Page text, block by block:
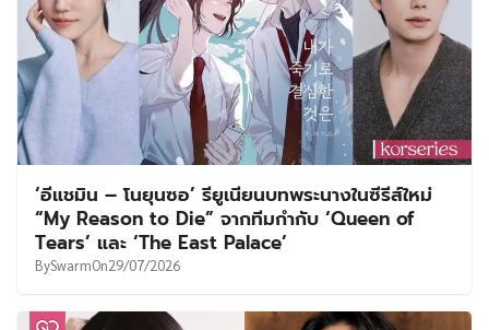
‘อีแชมิน – โนยุนซอ’ รียูเนียนบทพระนางในซีรีส์ใหม่
“My Reason to Die” จากทีมกำกับ ‘Queen of
Tears’ และ ‘The East Palace’
BySwarmOn29/07/2026